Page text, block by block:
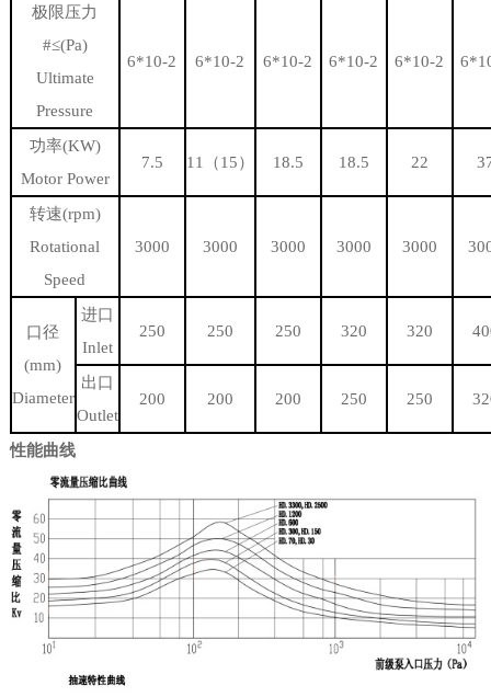
极限压力
#≤(Pa)
Ultimate
Pressure
6*10-2 6*10-2 6*10-2 6*10-2 6*10-2
功率(KW)
Motor Power
7.5 11（15） 18.5 18.5 22
转速(rpm)
Rotational
Speed
3000 3000 3000 3000 3000
口径
(mm)
Diameter
进口
Inlet
250 250 250 320 320
出口
Outlet
200 200 200 250 250
性能曲线